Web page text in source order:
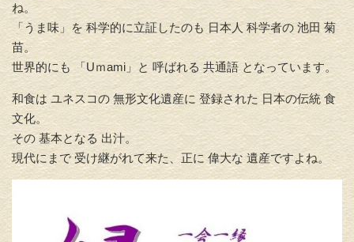
ね。
「うま味」を 科学的に立証したのも 日本人 科学者の 池田 菊
苗。
世界的にも 「Uｍami」と 呼ばれる 共通語 となっています。
和食は ユネスコの 無形文化遺産に 登録された 日本の伝統 食
文化。
その 基本となる 出汁。
現代にまで 受け継がれて来た、正に 偉大な 遺産ですよね。